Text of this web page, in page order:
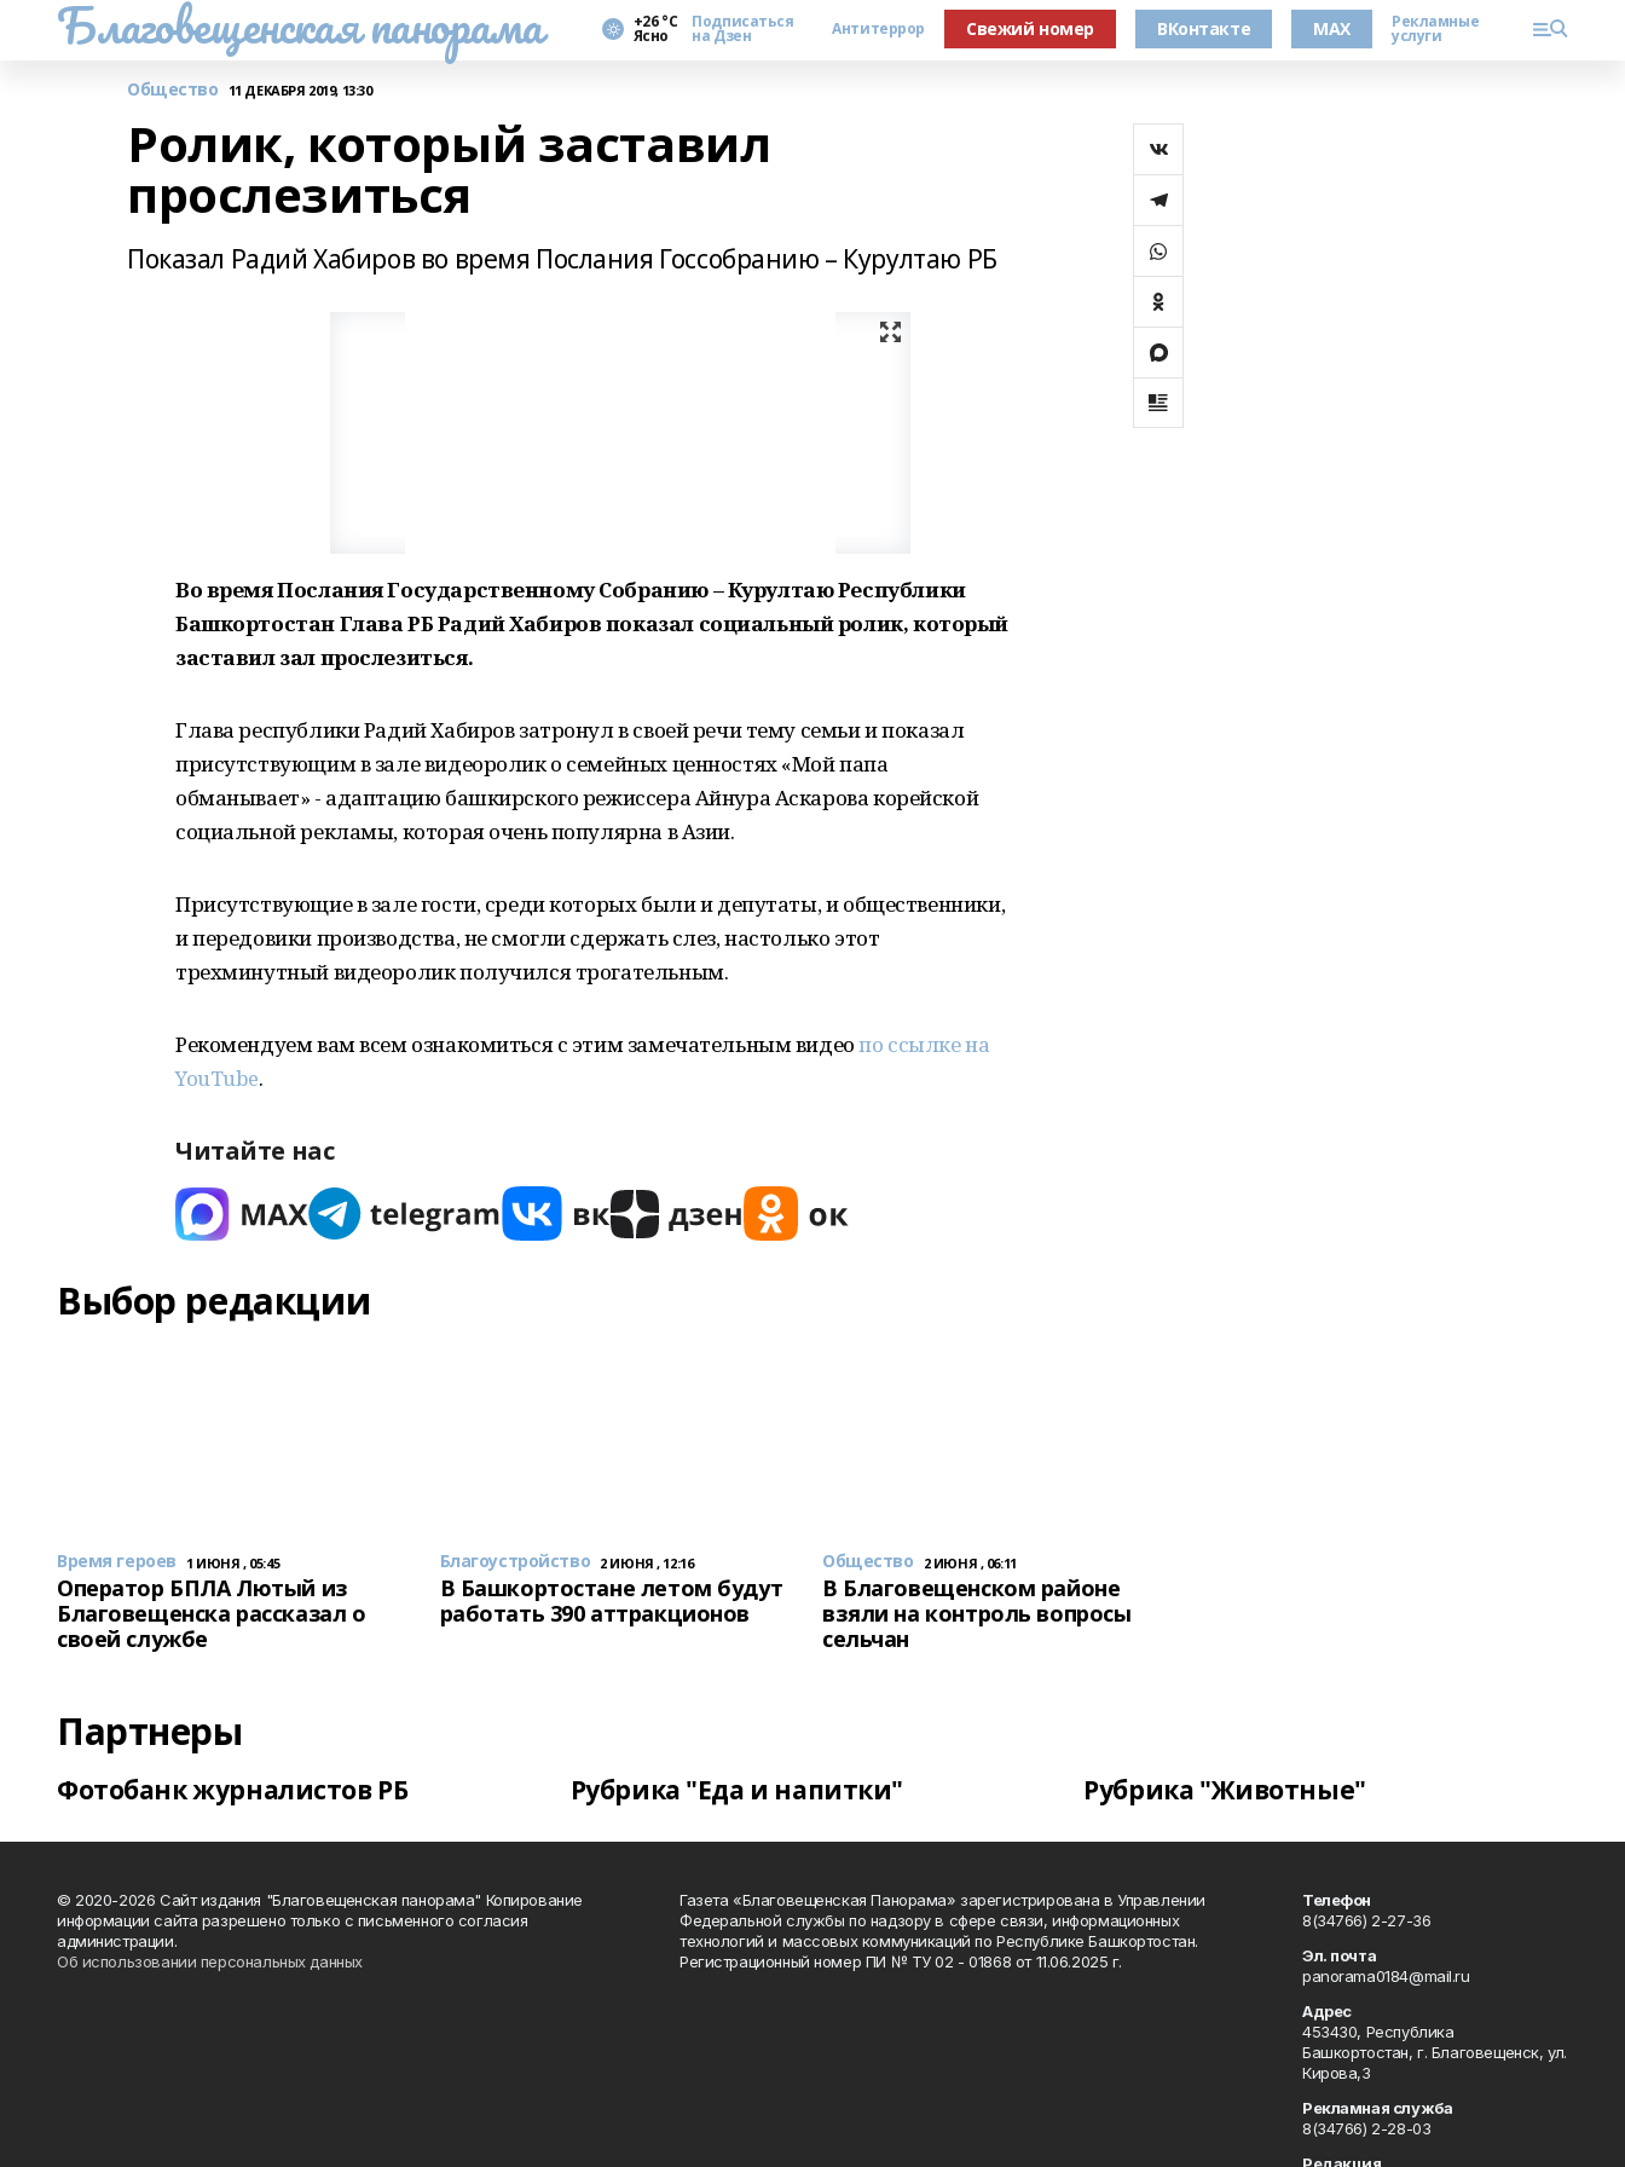
Благовещенская панорама +26 °С
Ясно
Подписаться
на Дзен Антитеррор Свежий номер ВКонтакте MAX Рекламные
услуги
Общество 11 ДЕКАБРЯ 2019, 13:30
Ролик, который заставил
прослезиться
Показал Радий Хабиров во время Послания Госсобранию – Курултаю РБ
Во время Послания Государственному Собранию – Курултаю Республики
Башкортостан Глава РБ Радий Хабиров показал социальный ролик, который
заставил зал прослезиться.
Глава республики Радий Хабиров затронул в своей речи тему семьи и показал
присутствующим в зале видеоролик о семейных ценностях «Мой папа
обманывает» - адаптацию башкирского режиссера Айнура Аскарова корейской
социальной рекламы, которая очень популярна в Азии.
Присутствующие в зале гости, среди которых были и депутаты, и общественники,
и передовики производства, не смогли сдержать слез, настолько этот
трехминутный видеоролик получился трогательным.
Рекомендуем вам всем ознакомиться с этим замечательным видеопо ссылке на
YouTube.
Читайте нас
Выбор редакции
Время героев 1 ИЮНЯ , 05:45
Оператор БПЛА Лютый из
Благовещенска рассказал о
своей службе
Благоустройство 2 ИЮНЯ , 12:16
В Башкортостане летом будут
работать 390 аттракционов
Общество 2 ИЮНЯ , 06:11
В Благовещенском районе
взяли на контроль вопросы
сельчан
Партнеры
Фотобанк журналистов РБ Рубрика "Еда и напитки" Рубрика "Животные"
© 2020-2026 Сайт издания "Благовещенская панорама" Копирование
информации сайта разрешено только с письменного согласия
администрации.
Об использовании персональных данных
Газета «Благовещенская Панорама» зарегистрирована в Управлении
Федеральной службы по надзору в сфере связи, информационных
технологий и массовых коммуникаций по Республике Башкортостан.
Регистрационный номер ПИ № ТУ 02 - 01868 от 11.06.2025 г.
Телефон
8(34766) 2-27-36
Эл. почта
panorama0184@mail.ru
Адрес
453430, Республика
Башкортостан, г. Благовещенск, ул.
Кирова,3
Рекламная служба
8(34766) 2-28-03